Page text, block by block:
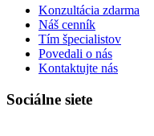
Slovensko
Kategórie
a
možnosti
vyhľadávania
umožňujú
Konzultácia zdarma
Náš cenník
Tím špecialistov
Povedali o nás
Kontaktujte nás
Sociálne siete